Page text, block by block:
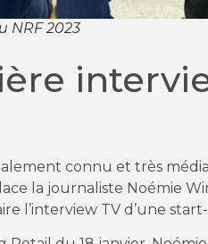
NRF 2023
connu et très
la journaliste Noémie
l’interview TV d’une